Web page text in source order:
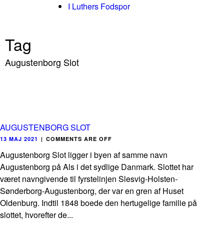
I Luthers Fodspor
Tag
Augustenborg Slot
AUGUSTENBORG SLOT
13 MAJ 2021 | COMMENTS ARE OFF
Augustenborg Slot ligger i byen af samme navn
Augustenborg på Als i det sydlige Danmark. Slottet har
været navngivende til fyrstelinjen Slesvig-Holsten-
Sønderborg-Augustenborg, der var en gren af Huset
Oldenburg. Indtil 1848 boede den hertugelige familie på
slottet, hvorefter de...